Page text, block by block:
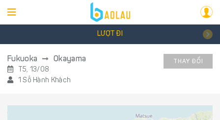
LƯỢT ĐI
Fukuoka Okayama
T5, 13/08
1 Số Hành Khách
THAY ĐỔI